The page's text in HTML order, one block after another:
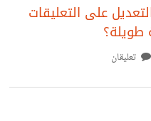
على التعليقات
طويلة؟
تعليقان